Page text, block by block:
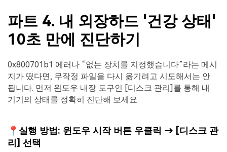
파트 4. 내 외장하드 '건강 상태'
10초 만에 진단하기
0x800701b1 에러나 “없는 장치를 지정했습니다”라는 메시
지가 떴다면, 무작정 파일을 다시 옮기려고 시도해서는 안
됩니다. 먼저 윈도우 내장 도구인 [디스크 관리]를 통해 내
기기의 상태를 정확히 진단해 보세요.
📍실행 방법: 윈도우 시작 버튼 우클릭 → [디스크 관
리] 선택